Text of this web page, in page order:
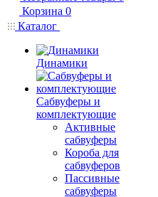
Корзина 0
Каталог
Динамики
Сабвуферы и
комплектующие
Активные
сабвуферы
Короба для
сабвуферов
Пассивные
сабвуферы